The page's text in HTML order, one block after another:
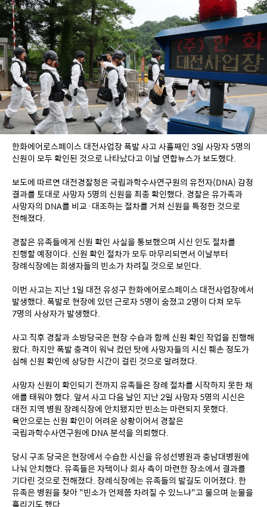
한화에어로스페이스 대전사업장 폭발 사고 사흘째인 3일 사망자 5명의
신원이 모두 확인된 것으로 나타났다고 이날 연합뉴스가 보도했다.
보도에 따르면 대전경찰청은 국립과학수사연구원의 유전자(DNA) 감정
결과를 토대로 사망자 5명의 신원을 최종 확인했다. 경찰은 유가족과
사망자의 DNA를 비교·대조하는 절차를 거쳐 신원을 특정한 것으로
전해졌다.
경찰은 유족들에게 신원 확인 사실을 통보했으며 시신 인도 절차를
진행할 예정이다. 신원 확인 절차가 모두 마무리되면서 이날부터
장례식장에는 희생자들의 빈소가 차려질 것으로 보인다.
이번 사고는 지난 1일 대전 유성구 한화에어로스페이스 대전사업장에서
발생했다. 폭발로 현장에 있던 근로자 5명이 숨졌고 2명이 다쳐 모두
7명의 사상자가 발생했다.
사고 직후 경찰과 소방당국은 현장 수습과 함께 신원 확인 작업을 진행해
왔다. 하지만 폭발 충격이 워낙 컸던 탓에 사망자들의 시신 훼손 정도가
심해 신원 확인에 상당한 시간이 걸린 것으로 알려졌다.
사망자 신원이 확인되기 전까지 유족들은 장례 절차를 시작하지 못한 채
애를 태워야 했다. 앞서 사고 다음 날인 지난 2일 사망자 5명의 시신은
대전 지역 병원 장례식장에 안치됐지만 빈소는 마련되지 못했다.
육안으로는 신원 확인이 어려운 상황이어서 경찰은
국립과학수사연구원에 DNA 분석을 의뢰했다.
당시 구조 당국은 현장에서 수습한 시신을 유성선병원과 충남대병원에
나눠 안치했다. 유족들은 자택이나 회사 측이 마련한 장소에서 결과를
기다린 것으로 전해졌다. 장례식장에는 유족들의 발길도 이어졌다. 한
유족은 병원을 찾아 "빈소가 언제쯤 차려질 수 있느냐"고 물으며 눈물을
흘리기도 했다.